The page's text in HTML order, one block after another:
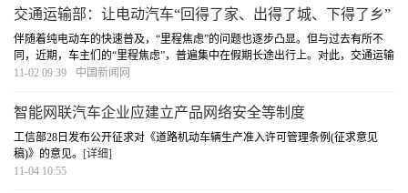
交通运输部：让电动汽车“回得了家、出得了城、下得了乡”
伴随着纯电动车的快速普及，“里程焦虑”的问题也逐步凸显。但与过去有所不
同，近期，车主们的“里程焦虑”，普遍集中在假期长途出行上。对此，交通运输
部公路局副局长顾志峰在31日新闻发布会上表示，要“让电动汽车‘回得了家、出
11-02 09:39 中国新闻网
智能网联汽车企业应建立产品网络安全等制度
工信部28日发布公开征求对《道路机动车辆生产准入许可管理条例(征求意见
稿)》的意见。 [详细]
11-04 10:55